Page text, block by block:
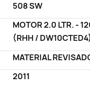
508 SW
MOTOR 2.0 LTR. -
(RHH /
MATERIAL
2011